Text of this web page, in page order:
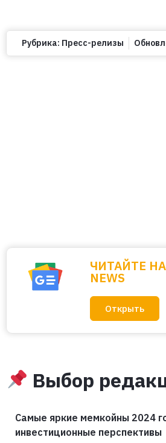
Рубрика: Пресс-релизы
ЧИТАЙТЕ
NEWS
Открыть
Выбор
Самые яркие мемкойны 2024
инвестиционные перспективы